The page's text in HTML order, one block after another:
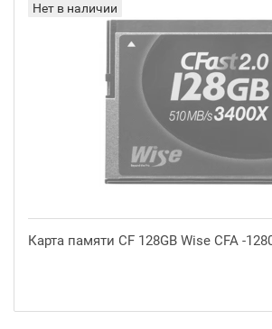
Нет в наличии
Карта памяти CF 128GB Wise CFA -